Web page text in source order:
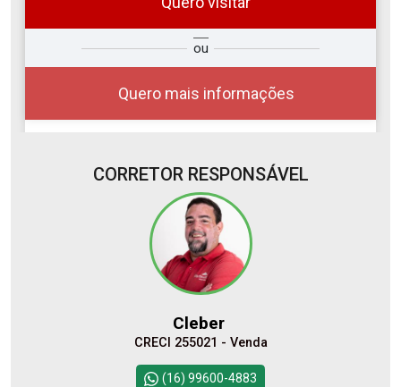
ou
Quero mais informações
Deseja
Comprar
ou
Alugar
?
Alugar
Continuar
CORRETOR RESPONSÁVEL
Cleber
CRECI 255021 - Venda
(16) 99600-4883